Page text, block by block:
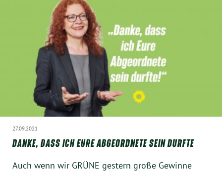
27.09.2021
DANKE, DASS ICH EURE ABGEORDNETE SEIN DURFTE
Auch wenn wir GRÜNE gestern große Gewinne